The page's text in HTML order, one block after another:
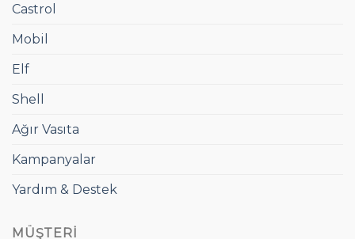
Castrol
Mobil
Elf
Shell
Ağır Vasıta
Kampanyalar
Yardım & Destek
MÜŞTERI